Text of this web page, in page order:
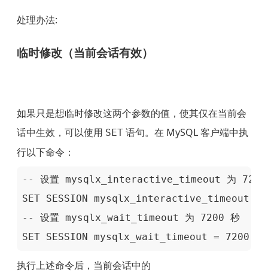
处理办法:
临时修改（当前会话有效）
如果只是想临时修改这两个参数的值，使其仅在当前会
话中生效，可以使用 SET语句。在 MySQL 客户端中执
行以下命令：
-- 设置 mysqlx_interactive_timeout 为 7200
SET SESSION mysqlx_interactive_timeout =
-- 设置 mysqlx_wait_timeout 为 7200 秒
SET SESSION mysqlx_wait_timeout = 7200;
执行上述命令后，当前会话中的